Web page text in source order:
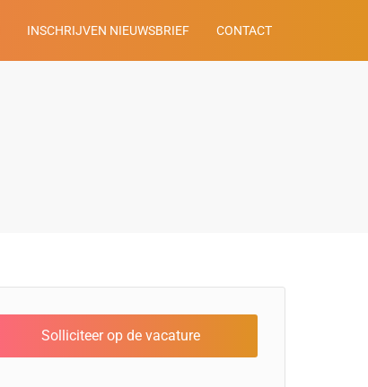
INSCHRIJVEN NIEUWSBRIEF CONTACT